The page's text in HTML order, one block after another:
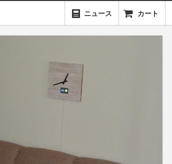
ニュース カート